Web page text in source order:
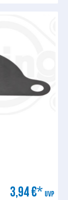
3,94 €* UVP